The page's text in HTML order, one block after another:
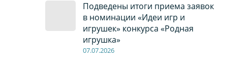
Подведены итоги приема заявок
в номинации «Идеи игр и
игрушек» конкурса «Родная
игрушка»
07.07.2026